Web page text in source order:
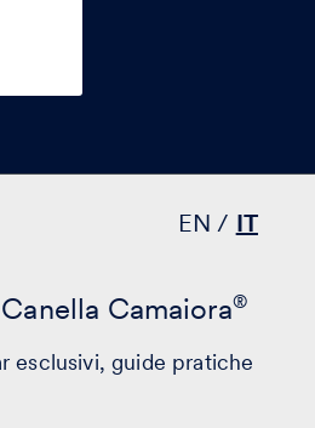
IT
EN
Camaiora®
esclusivi, guide pratiche